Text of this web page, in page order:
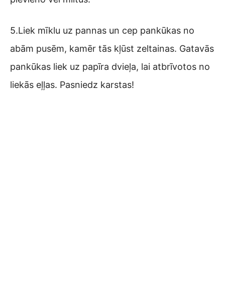
5.Liek mīklu uz pannas un cep pankūkas no
abām pusēm, kamēr tās kļūst zeltainas. Gatavās
pankūkas liek uz papīra dvieļa, lai atbrīvotos no
liekās eļļas. Pasniedz karstas!